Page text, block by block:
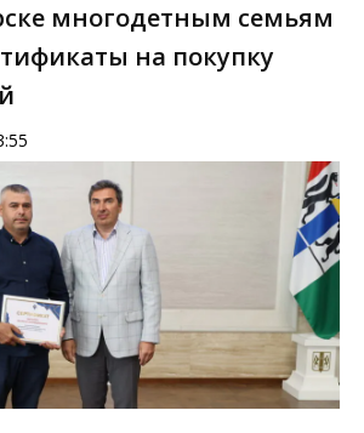
многодетным семьям
на покупку